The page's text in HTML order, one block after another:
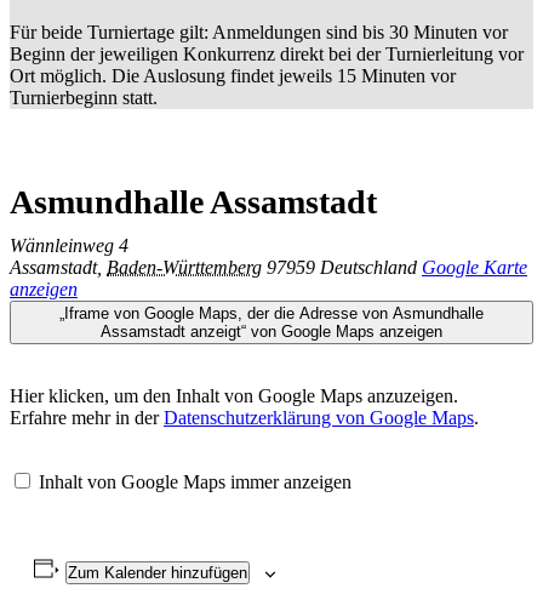
Für beide Turniertage gilt: Anmeldungen sind bis 30 Minuten vor
Beginn der jeweiligen Konkurrenz direkt bei der Turnierleitung vor
Ort möglich. Die Auslosung findet jeweils 15 Minuten vor
Turnierbeginn statt.
Asmundhalle Assamstadt
Wännleinweg 4
Assamstadt, Baden-Württemberg 97959 Deutschland Google Karte
anzeigen
„Iframe von Google Maps, der die Adresse von Asmundhalle
Assamstadt anzeigt“ von Google Maps anzeigen
Hier klicken, um den Inhalt von Google Maps anzuzeigen.
Erfahre mehr in derDatenschutzerklärung von Google Maps.
Inhalt von Google Maps immer anzeigen
Zum Kalender hinzufügen